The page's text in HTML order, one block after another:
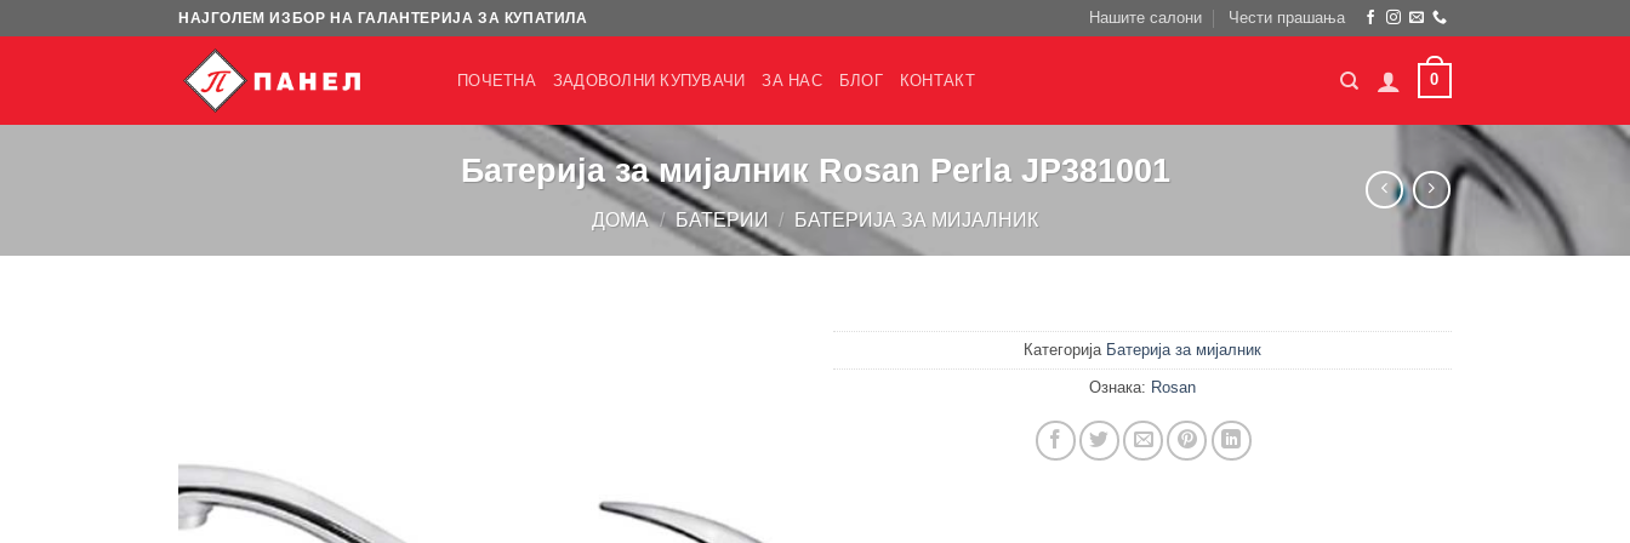
НАЈГОЛЕМ ИЗБОР НА ГАЛАНТЕРИЈА ЗА КУПАТИЛА Нашите салони Чести прашања
ПОЧЕТНА ЗАДОВОЛНИ КУПУВАЧИ ЗА НАС БЛОГ КОНТАКТ 0
Батерија за мијалник Rosan Perla JP381001
ДОМА / БАТЕРИИ / БАТЕРИЈА ЗА МИЈАЛНИК
Категорија Батерија за мијалник
Ознака: Rosan